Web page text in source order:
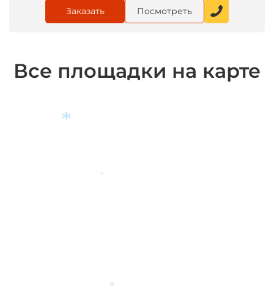
Заказать Посмотреть
Все площадки на карте